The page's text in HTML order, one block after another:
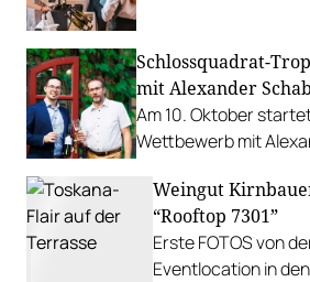
Schlossquadrat-
mit Alexander
Am 10. Oktober
Wettbewerb mit
Wien.
Weingut
“Rooftop 7301”
Erste FOTOS von
Eventlocation in